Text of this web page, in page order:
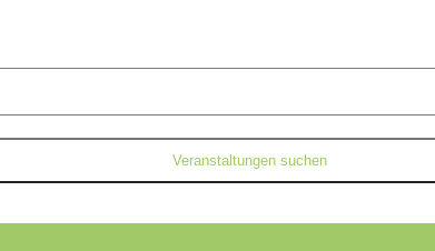
Veranstaltungen suchen